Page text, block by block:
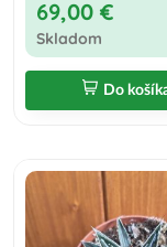
69,00 €
Skladom
Do